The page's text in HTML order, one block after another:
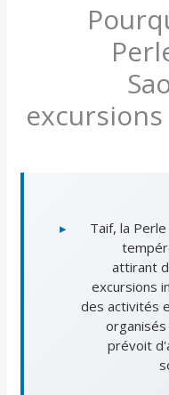
▸
Taif, la
attirant
excursions
des activités
prévoit